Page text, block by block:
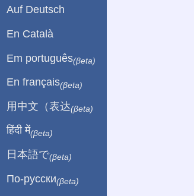
Auf Deutsch
En Català
Em português(βeta)
En français(βeta)
用中文（表达(βeta)
हिंदी में(βeta)
日本語で(βeta)
По-русски(βeta)